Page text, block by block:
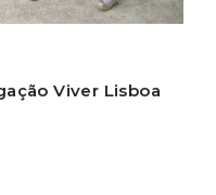
Viver Lisboa